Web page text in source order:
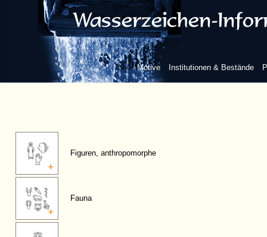
Motive Institutionen & Bestände
Figuren, anthropomorphe
Fauna